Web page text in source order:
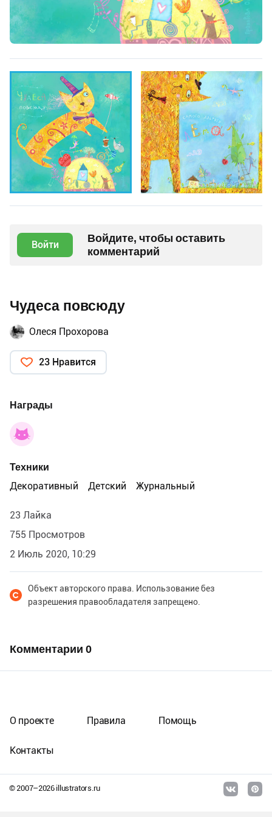
Войти
Войдите, чтобы оставить
комментарий
Чудеса повсюду
Олеся Прохорова
23 Нравится
Награды
Техники
Декоративный
Детский Журнальный
23 Лайка
755 Просмотров
2 Июль 2020, 10:29
Объект авторского права. Использование без
разрешения правообладателя запрещено.
Комментарии 0
© 2007–2026illustrators.ru
О проекте Правила Помощь
Контакты